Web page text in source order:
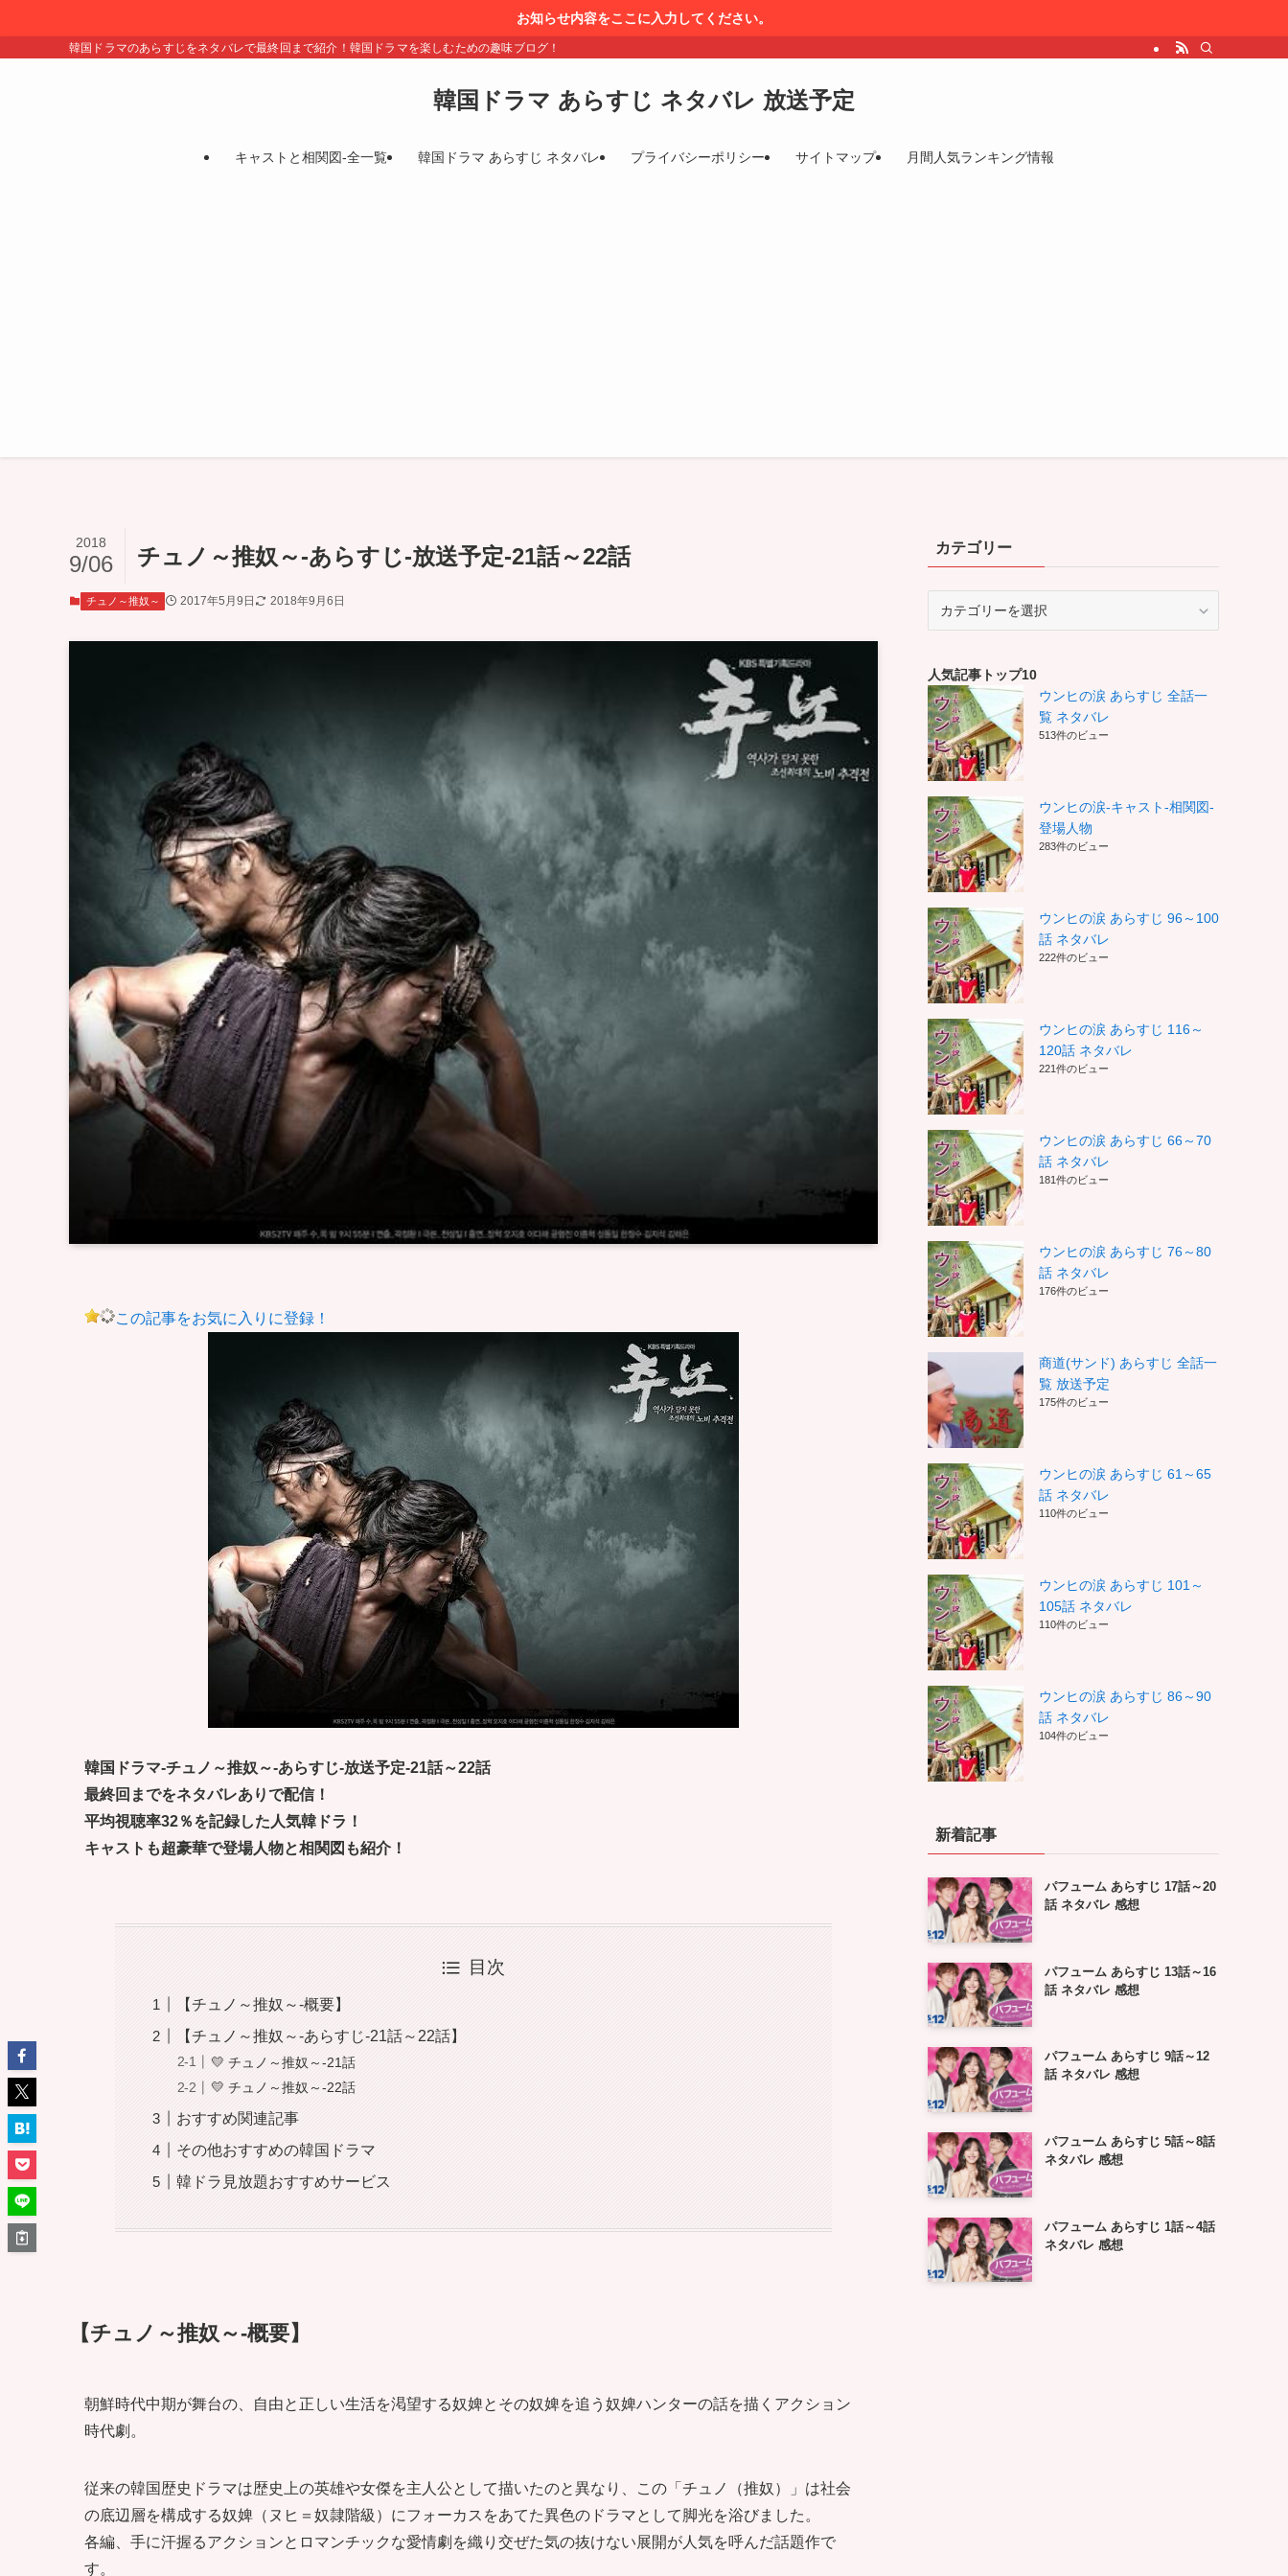
お知らせ内容をここに入力してください。
韓国ドラマのあらすじをネタバレで最終回まで紹介！韓国ドラマを楽しむための趣味ブログ！
韓国ドラマ あらすじ ネタバレ 放送予定
キャストと相関図-全一覧 韓国ドラマ あらすじ ネタバレ プライバシーポリシー サイトマップ 月間人気ランキング情報
チュノ～推奴～-あらすじ-放送予定-21話～22話
2018
9/06
チュノ～推奴～ 2017年5月9日 2018年9月6日
この記事をお気に入りに登録！
韓国ドラマ-チュノ～推奴～-あらすじ-放送予定-21話～22話
最終回までをネタバレありで配信！
平均視聴率32％を記録した人気韓ドラ！
キャストも超豪華で登場人物と相関図も紹介！
目次
【チュノ～推奴～-概要】
【チュノ～推奴～-あらすじ-21話～22話】
💛 チュノ～推奴～-21話
💛 チュノ～推奴～-22話
おすすめ関連記事
その他おすすめの韓国ドラマ
韓ドラ見放題おすすめサービス
【チュノ～推奴～-概要】
朝鮮時代中期が舞台の、自由と正しい生活を渇望する奴婢とその奴婢を追う奴婢ハンターの話を描くアクション
時代劇。
従来の韓国歴史ドラマは歴史上の英雄や女傑を主人公として描いたのと異なり、この「チュノ（推奴）」は社会
の底辺層を構成する奴婢（ヌヒ＝奴隷階級）にフォーカスをあてた異色のドラマとして脚光を浴びました。
各編、手に汗握るアクションとロマンチックな愛情劇を織り交ぜた気の抜けない展開が人気を呼んだ話題作で
す。
カテゴリー
ー
人気記事トップ10
ウンヒの涙 あらすじ 全話一
覧 ネタバレ
513件のビュー
ウンヒの涙-キャスト-相関図-
登場人物
283件のビュー
ウンヒの涙 あらすじ 96～100
話 ネタバレ
222件のビュー
ウンヒの涙 あらすじ 116～
120話 ネタバレ
221件のビュー
ウンヒの涙 あらすじ 66～70
話 ネタバレ
181件のビュー
ウンヒの涙 あらすじ 76～80
話 ネタバレ
176件のビュー
商道(サンド) あらすじ 全話一
覧 放送予定
175件のビュー
ウンヒの涙 あらすじ 61～65
話 ネタバレ
110件のビュー
ウンヒの涙 あらすじ 101～
105話 ネタバレ
110件のビュー
ウンヒの涙 あらすじ 86～90
話 ネタバレ
104件のビュー
新着記事
パフューム あらすじ 17話～20
話 ネタバレ 感想
パフューム あらすじ 13話～16
話 ネタバレ 感想
パフューム あらすじ 9話～12
話 ネタバレ 感想
パフューム あらすじ 5話～8話
ネタバレ 感想
パフューム あらすじ 1話～4話
ネタバレ 感想